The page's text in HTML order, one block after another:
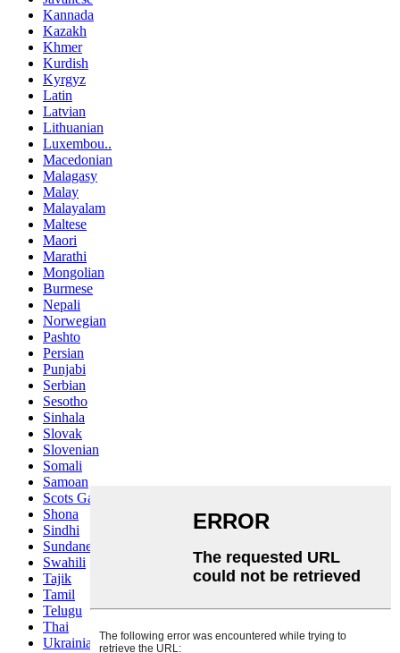
Kannada
Kazakh
Khmer
Kurdish
Kyrgyz
Latin
Latvian
Lithuanian
Luxembou..
Macedonian
Malagasy
Malay
Malayalam
Maltese
Maori
Marathi
Mongolian
Burmese
Nepali
Norwegian
Pashto
Persian
Punjabi
Serbian
Sesotho
Sinhala
Slovak
Slovenian
Somali
Samoan
Scots Gaelic
Shona
Sindhi
Sundanese
Swahili
Tajik
Tamil
Telugu
Thai
Ukrainian